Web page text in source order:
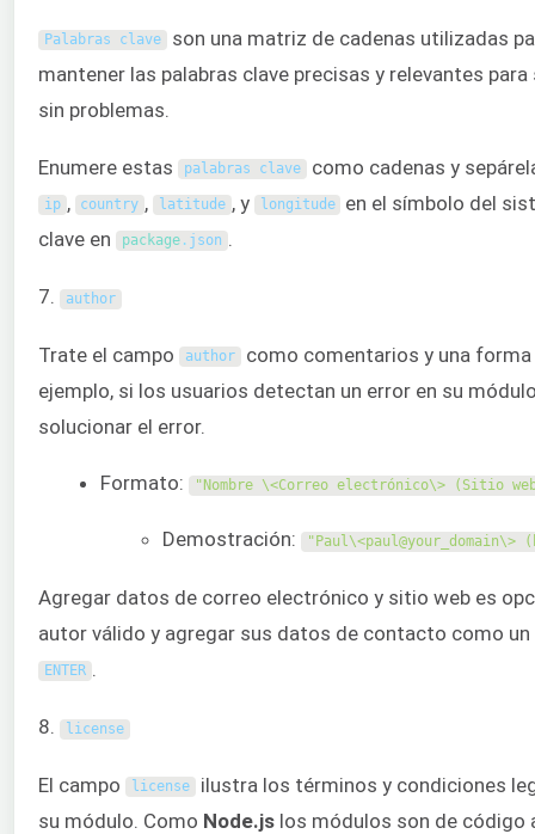
Palabras clave son una matriz de cadenas utilizadas
mantener las palabras clave precisas y relevantes
sin problemas.
Enumere estas palabras clave como cadenas y
ip , country , latitude , y longitude
en el símbolo del
clave en
package. json .
7. author
Trate el campo author como comentarios y una
ejemplo, si los usuarios detectan un error en su
solucionar el error.
Formato: "Nombre \<Correo electrónico\> (Sitio
Demostración:
Agregar datos de correo electrónico y sitio web es
autor válido y agregar sus datos de contacto como un
ENTER .
8. license
El campo license ilustra los términos y condiciones
su módulo. Como Node.js los módulos son de código